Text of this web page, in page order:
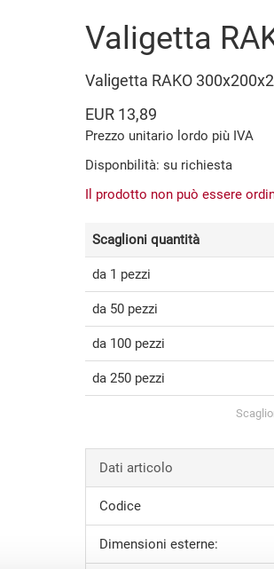
Valigetta
Valigetta RAKO
EUR 13,89
Prezzo unitario lordo più IVA
Disponbilità: su richiesta
Il prodotto non può essere
Scaglioni quantità
da 1 pezzi
da 50 pezzi
da 100 pezzi
da 250 pezzi
Dati articolo
Codice
Dimensioni esterne: